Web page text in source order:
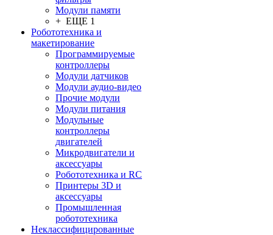
Модули памяти
+ ЕЩЕ 1
Робототехника и
макетирование
Программируемые
контроллеры
Модули датчиков
Модули аудио-видео
Прочие модули
Модули питания
Модульные
контроллеры
двигателей
Микродвигатели и
аксессуары
Робототехника и RC
Принтеры 3D и
аксессуары
Промышленная
робототехника
Неклассифицированные